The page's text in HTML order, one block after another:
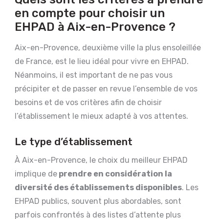
en compte pour choisir un
EHPAD à Aix-en-Provence ?
Aix-en-Provence, deuxième ville la plus ensoleillée
de France, est le lieu idéal pour vivre en EHPAD.
Néanmoins, il est important de ne pas vous
précipiter et de passer en revue l’ensemble de vos
besoins et de vos critères afin de choisir
l’établissement le mieux adapté à vos attentes.
Le type d’établissement
À Aix-en-Provence, le choix du meilleur EHPAD
implique de prendre en considération la
diversité des établissements disponibles. Les
EHPAD publics, souvent plus abordables, sont
parfois confrontés à des listes d’attente plus